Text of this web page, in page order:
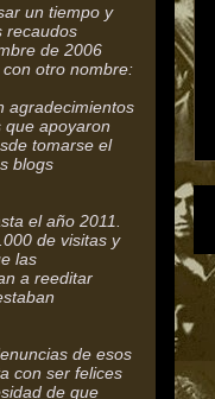
un tiempo y
recaudos
de 2006
otro nombre:
agradecimientos
que apoyaron
tomarse el
blogs
el año 2011.
de visitas y
las
a reeditar
de esos
con ser felices
de que